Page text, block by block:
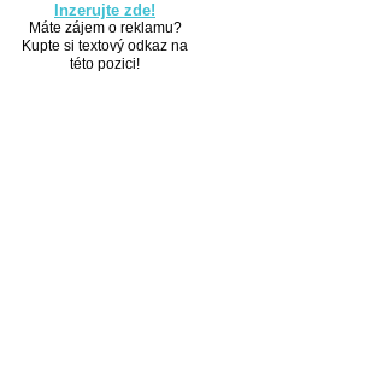
Inzerujte zde!
Máte zájem o reklamu?
Kupte si textový odkaz na
této pozici!